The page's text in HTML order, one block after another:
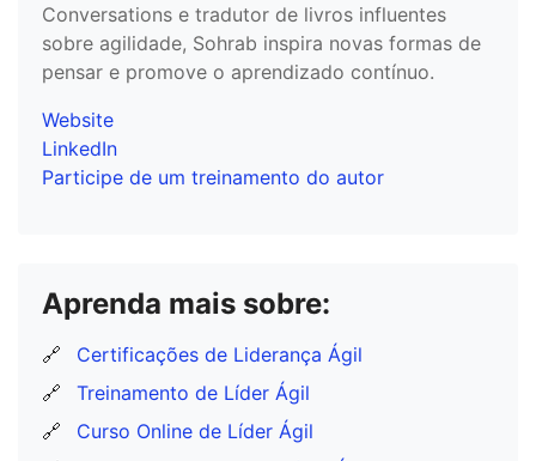
Conversations e tradutor de livros influentes
sobre agilidade, Sohrab inspira novas formas de
pensar e promove o aprendizado contínuo.
Website
LinkedIn
Participe de um treinamento do autor
Aprenda mais sobre:
🔗
Certificações de Liderança Ágil
🔗
Treinamento de Líder Ágil
🔗
Curso Online de Líder Ágil